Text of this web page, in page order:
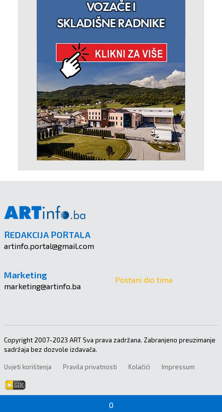
0
REDAKCIJA PORTALA
artinfo.portal@gmail.com
Marketing
marketing@artinfo.ba
Postani dio tima
Copyright 2007-2023 ART Sva prava zadržana. Zabranjeno preuzimanje
sadržaja bez dozvole izdavača.
Uvjeti korištenja Pravila privatnosti Kolačići Impressum